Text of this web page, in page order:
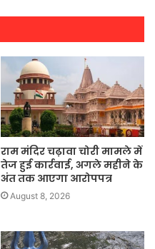
राम मंदिर चढ़ावा चोरी मामले में
तेज हुई कार्रवाई, अगले महीने के
अंत तक आएगा आरोपपत्र
August 8, 2026